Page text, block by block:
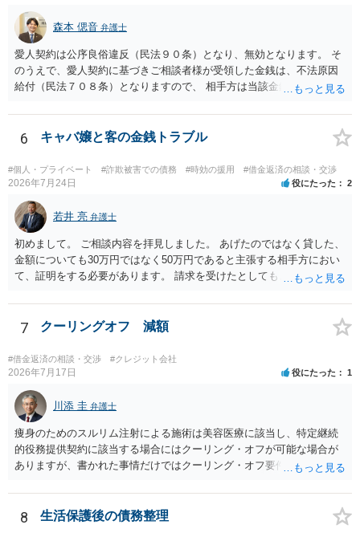
森本 偲音 弁護士
愛人契約は公序良俗違反（民法９０条）となり、無効となります。 そ
のうえで、愛人契約に基づきご相談者様が受領した金銭は、不法原因
給付（民法７０８条）となりますので、 相手方は当該金銭の返還請求
6 キャバ嬢と客の金銭トラブル
#個人・プライベート #詐欺被害での債務 #時効の援用 #借金返済の相談・交渉
2026年7月24日 役にたった 2
若井 亮 弁護士
初めまして。 ご相談内容を拝見しました。 あげたのではなく貸した、
金額についても30万円ではなく50万円であると主張する相手方におい
て、証明をする必要があります。 請求を受けたとしても、もらったも
れることになるでしょう。 請求があるまでは、こちらからアクション
を起こす必要はないかと思います。
7 クーリングオフ 減額
#借金返済の相談・交渉 #クレジット会社
2026年7月17日 役にたった 1
川添 圭 弁護士
痩身のためのスルリム注射による施術は美容医療に該当し、特定継続
的役務提供契約に該当する場合にはクーリング・オフが可能な場合が
ありますが、書かれた事情だけではクーリング・オフ要件を満たして
か）が不明です。仮に特定継続的役務提供契約に該当する場合には、
クーリング・オフができない場合でも中途解約は可能ですが、この点
も含めて、最寄りの消費生活センターで詳しい資料をもとに相談して
8 生活保護後の債務整理